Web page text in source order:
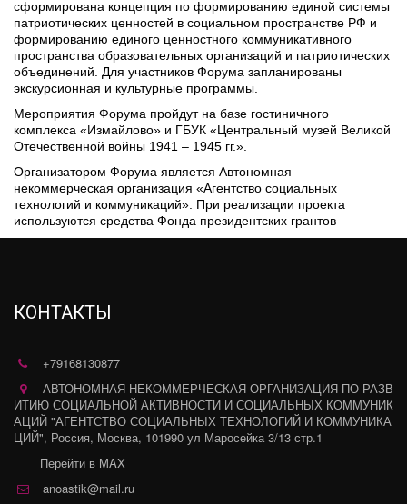
сформирована концепция по формированию единой системы
патриотических ценностей в социальном пространстве РФ и
формированию единого ценностного коммуникативного
пространства образовательных организаций и патриотических
объединений. Для участников Форума запланированы
экскурсионная и культурные программы.
Мероприятия Форума пройдут на базе гостиничного
комплекса «Измайлово» и ГБУК «Центральный музей Великой
Отечественной войны 1941 – 1945 гг.».
Организатором Форума является Автономная
некоммерческая организация «Агентство социальных
технологий и коммуникаций». При реализации проекта
используются средства Фонда президентских грантов
КОНТАКТЫ
+79168130877
АВТОНОМНАЯ НЕКОММЕРЧЕСКАЯ ОРГАНИЗАЦИЯ ПО РАЗВ
ИТИЮ СОЦИАЛЬНОЙ АКТИВНОСТИ И СОЦИАЛЬНЫХ КОММУНИК
АЦИЙ "АГЕНТСТВО СОЦИАЛЬНЫХ ТЕХНОЛОГИЙ И КОММУНИКА
ЦИЙ", Россия, Москва, 101990 ул Маросейка 3/13 стр.1
Перейти в MAX
anoastik@mail.ru